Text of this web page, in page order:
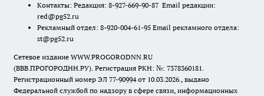
Контакты: Редакция: 8-927-669-90-87 Email редакции:
red@pg52.ru
Рекламный отдел: 8-920-004-61-95 Email рекламного отдела:
st@pg52.ru
Сетевое издание WWW.PROGORODNN.RU
(ВВВ.ПРОГОРОДНН.РУ). Регистрация РКН: №: 7378360181.
Регистрационный номер ЭЛ 77-90994 от 10.03.2026., выдано
Федеральной службой по надзору в сфере связи, информационных